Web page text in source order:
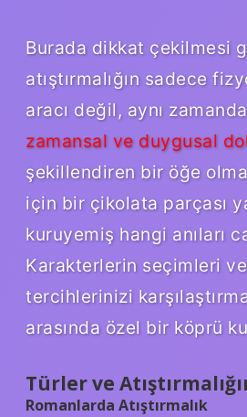
Burada dikkat çekilmesi
atıştırmalığın sadece
aracı değil, aynı
zamansal ve duygusal
şekillendiren bir öğe
için bir çikolata parçası
kuruyemiş hangi anıları
Karakterlerin seçimleri
tercihlerinizi
arasında özel bir köprü
Türler ve
Romanlarda Atıştırmalık